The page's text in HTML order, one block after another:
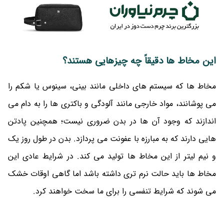
این مخاط ها دقیقاً چه چیزهایی هستند؟
مخاط ها که سیستم های داخلی مانند بینی، سینوس یا شکم را
می‌ پوشانند، مواد خارجی مانند آلودگی و باکتری ها را به دام می
اندازند که وجود آن ها در بدن ضروری نیست؛ همچنین پادتن
هایی دارند که به مبارزه با عفونت می پردازد. بدن در طول روز یک
و نیم لیتر از این مخاط ها تولید می‌ کند. در شرایط عادی این
مخاط ها باید حالت نرم تری داشته باشد اما گاهی اوقات خشک
می شوند که شرایط تنفسی را برای ما سخت خواهند کرد.